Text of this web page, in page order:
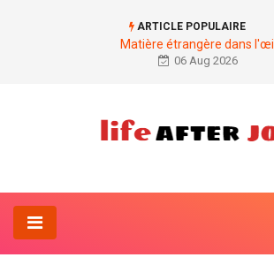
ARTICLE POPULAIRE
Matière étrangère dans l'œil
06 Aug 2026